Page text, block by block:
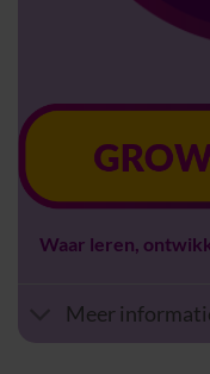
Waar leren,
Meer